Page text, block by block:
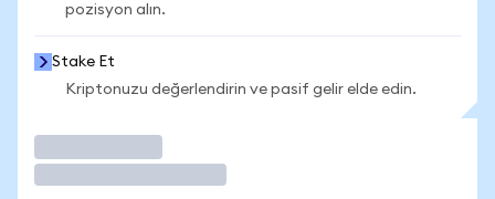
pozisyon alın.
Stake Et
Kriptonuzu değerlendirin ve pasif gelir elde edin.